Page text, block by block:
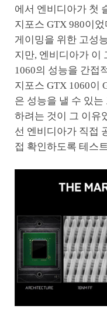
에서 엔비디아가 첫
지포스 GTX 980이
게이밍을 위한 고성
지만, 엔비디아가 이
1060의 성능을 간접
지포스 GTX 1060이
은 성능을 낼 수 있
하려는 것이 그 이유
선 엔비디아가 직접
접 확인하도록 테스